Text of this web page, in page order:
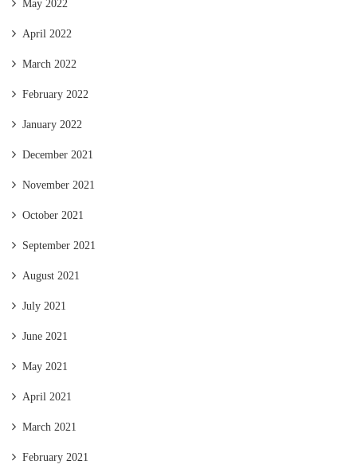
May 2022
April 2022
March 2022
February 2022
January 2022
December 2021
November 2021
October 2021
September 2021
August 2021
July 2021
June 2021
May 2021
April 2021
March 2021
February 2021